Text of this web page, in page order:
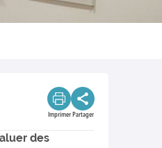
Imprimer Partager
des